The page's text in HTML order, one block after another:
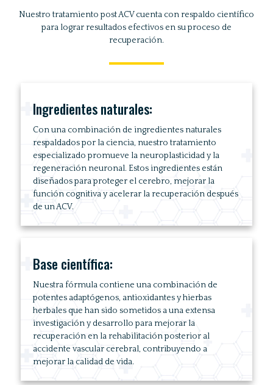
Nuestro tratamiento post ACV cuenta con respaldo científico
para lograr resultados efectivos en su proceso de
recuperación.
Ingredientes naturales:
Con una combinación de ingredientes naturales
respaldados por la ciencia, nuestro tratamiento
especializado promueve la neuroplasticidad y la
regeneración neuronal. Estos ingredientes están
diseñados para proteger el cerebro, mejorar la
función cognitiva y acelerar la recuperación después
de un ACV.
Base científica:
Nuestra fórmula contiene una combinación de
potentes adaptógenos, antioxidantes y hierbas
herbales que han sido sometidos a una extensa
investigación y desarrollo para mejorar la
recuperación en la rehabilitación posterior al
accidente vascular cerebral, contribuyendo a
mejorar la calidad de vida.